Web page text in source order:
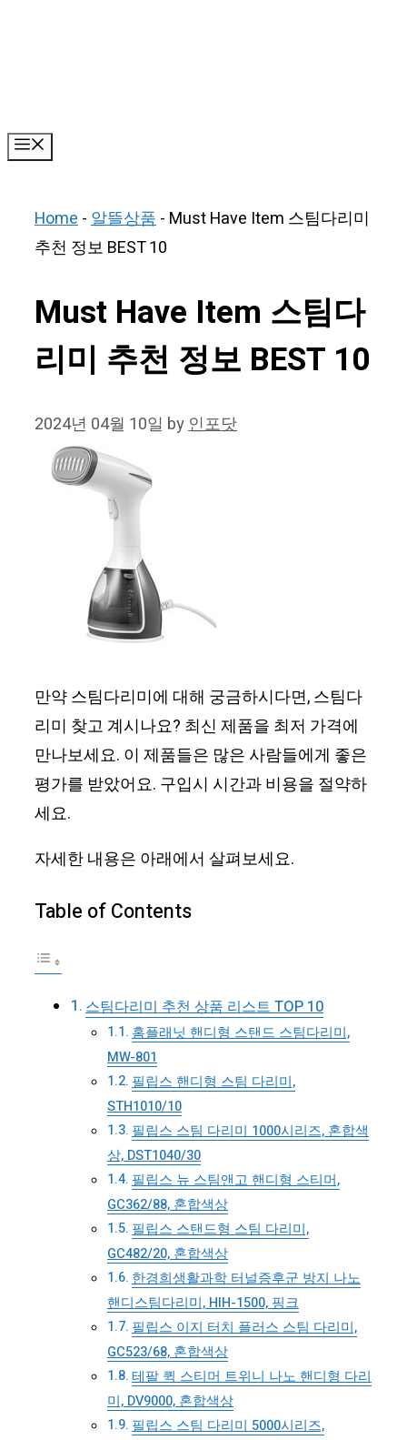
Home-알뜰상품- Must Have Item 스팀다리미
추천 정보 BEST 10
Must Have Item 스팀다
리미 추천 정보 BEST 10
2024년 04월 10일 by인포닷
만약 스팀다리미에 대해 궁금하시다면, 스팀다
리미 찾고 계시나요? 최신 제품을 최저 가격에
만나보세요. 이 제품들은 많은 사람들에게 좋은
평가를 받았어요. 구입시 시간과 비용을 절약하
세요.
자세한 내용은 아래에서 살펴보세요.
Table of Contents
스팀다리미 추천 상품 리스트 TOP 10
홈플래닛 핸디형 스탠드 스팀다리미,
MW-801
필립스 핸디형 스팀 다리미,
STH1010/10
필립스 스팀 다리미 1000시리즈, 혼합색
상, DST1040/30
필립스 뉴 스팀앤고 핸디형 스티머,
GC362/88, 혼합색상
필립스 스탠드형 스팀 다리미,
GC482/20, 혼합색상
한경희생활과학 터널증후군 방지 나노
핸디스팀다리미, HIH-1500, 핑크
필립스 이지 터치 플러스 스팀 다리미,
GC523/68, 혼합색상
테팔 퀵 스티머 트위니 나노 핸디형 다리
미, DV9000, 혼합색상
필립스 스팀 다리미 5000시리즈,